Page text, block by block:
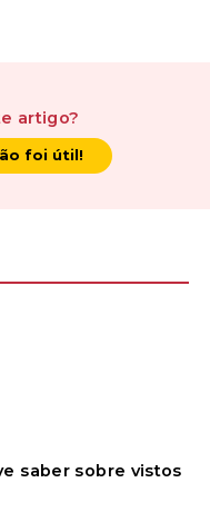
artigo?
foi útil!
saber sobre vistos